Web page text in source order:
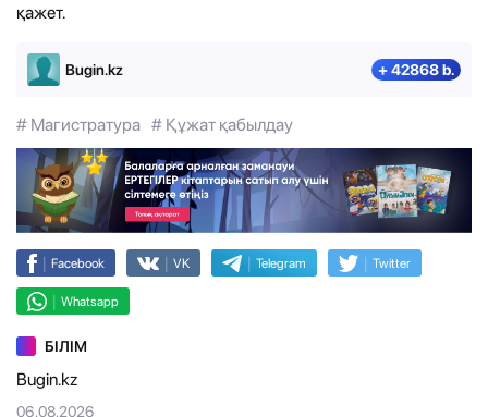
қажет.
Bugin.kz + 42868 b.
# Магистратура # Құжат қабылдау
| Facebook | VK | Telegram | Twitter
| Whatsapp
БІЛІМ
Bugin.kz
06.08.2026